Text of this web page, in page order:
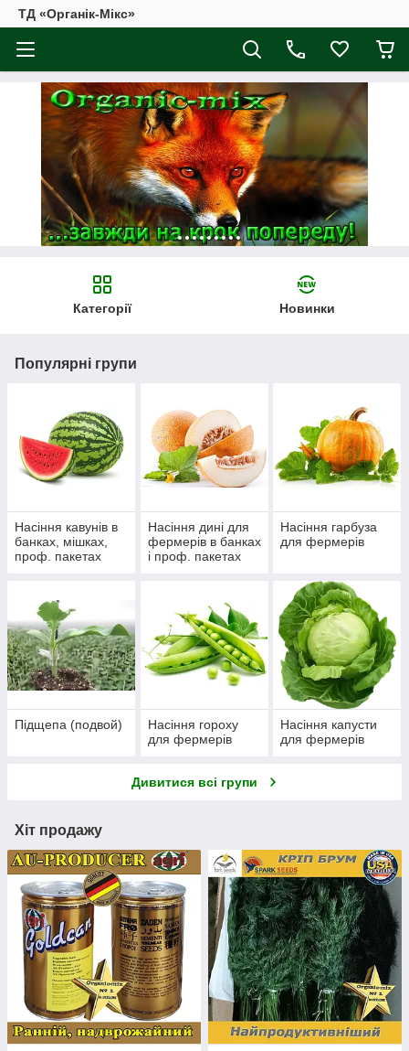
ТД «Органік-Мікс»
Категорії Новинки
Популярні групи
Насіння кавунів в
банках, мішках,
проф. пакетах
Насіння дині для
фермерів в банках
і проф. пакетах
Насіння гарбуза
для фермерів
Підщепа (подвой)
Насіння гороху
для фермерів
Насіння капусти
для фермерів
Дивитися всі групи
Хіт продажу